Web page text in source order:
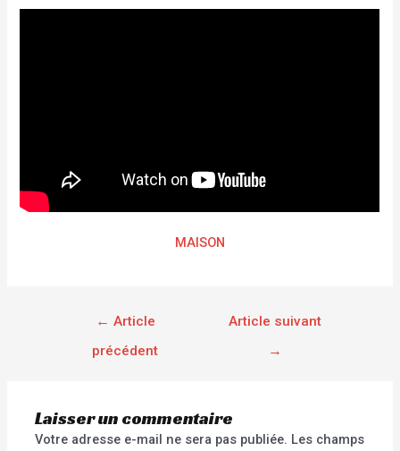
MAISON
← Article
précédent
Article suivant
→
Laisser un commentaire
Votre adresse e-mail ne sera pas publiée. Les champs